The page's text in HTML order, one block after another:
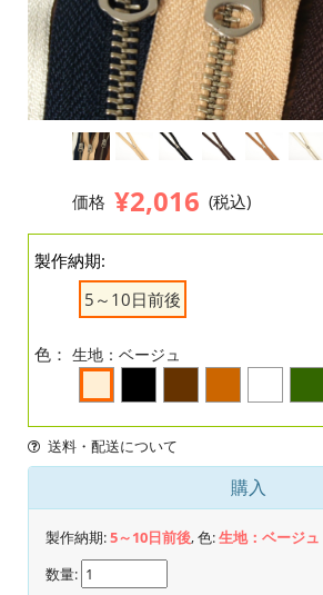
価格 ¥2,016 (税込)
製作納期:
5～10日前後
色： 生地：ベージュ
送料・配送について
購入
製作納期:5～10日前後, 色:生地：ベージュ
数量: